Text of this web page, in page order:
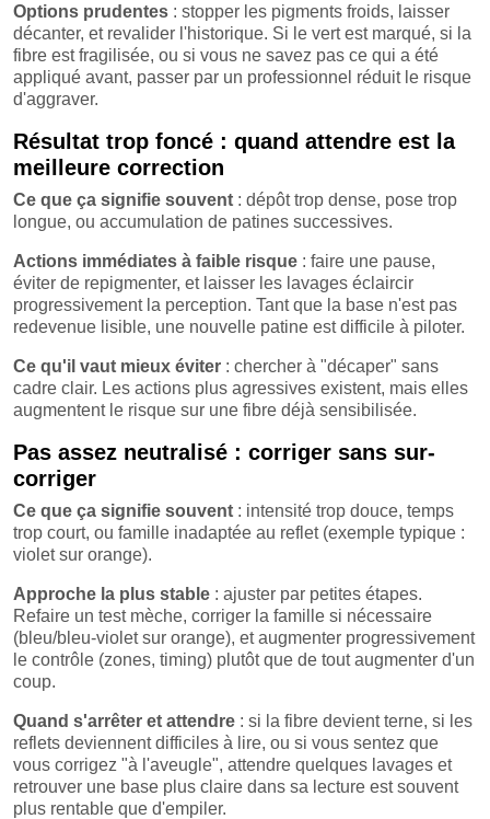
Options prudentes : stopper les pigments froids, laisser
décanter, et revalider l'historique. Si le vert est marqué, si la
fibre est fragilisée, ou si vous ne savez pas ce qui a été
appliqué avant, passer par un professionnel réduit le risque
d'aggraver.
Résultat trop foncé : quand attendre est la
meilleure correction
Ce que ça signifie souvent : dépôt trop dense, pose trop
longue, ou accumulation de patines successives.
Actions immédiates à faible risque : faire une pause,
éviter de repigmenter, et laisser les lavages éclaircir
progressivement la perception. Tant que la base n'est pas
redevenue lisible, une nouvelle patine est difficile à piloter.
Ce qu'il vaut mieux éviter : chercher à "décaper" sans
cadre clair. Les actions plus agressives existent, mais elles
augmentent le risque sur une fibre déjà sensibilisée.
Pas assez neutralisé : corriger sans sur-
corriger
Ce que ça signifie souvent : intensité trop douce, temps
trop court, ou famille inadaptée au reflet (exemple typique :
violet sur orange).
Approche la plus stable : ajuster par petites étapes.
Refaire un test mèche, corriger la famille si nécessaire
(bleu/bleu-violet sur orange), et augmenter progressivement
le contrôle (zones, timing) plutôt que de tout augmenter d'un
coup.
Quand s'arrêter et attendre : si la fibre devient terne, si les
reflets deviennent difficiles à lire, ou si vous sentez que
vous corrigez "à l'aveugle", attendre quelques lavages et
retrouver une base plus claire dans sa lecture est souvent
plus rentable que d'empiler.